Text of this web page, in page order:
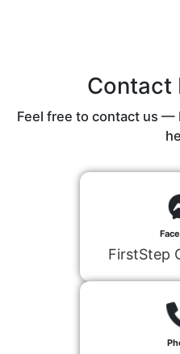
Contact
Feel free to contact us —
FirstStep